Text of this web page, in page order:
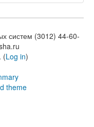
систем (3012) 44-60-
(Log in)
theme